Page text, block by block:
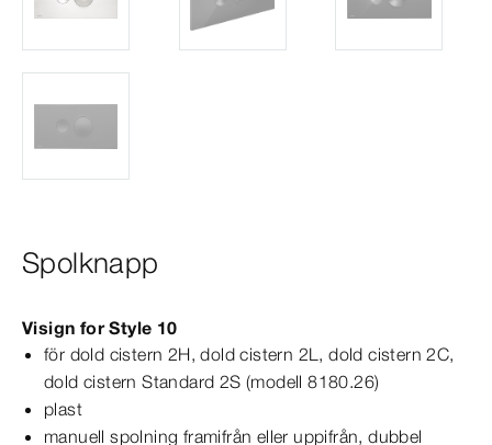
Spolknapp
Visign for Style 10
för dold cistern 2H, dold cistern 2L, dold cistern 2C,
dold cisternStandard 2S (modell 8180.26)
plast
manuell spolning framifrån eller uppifrån, dubbel­